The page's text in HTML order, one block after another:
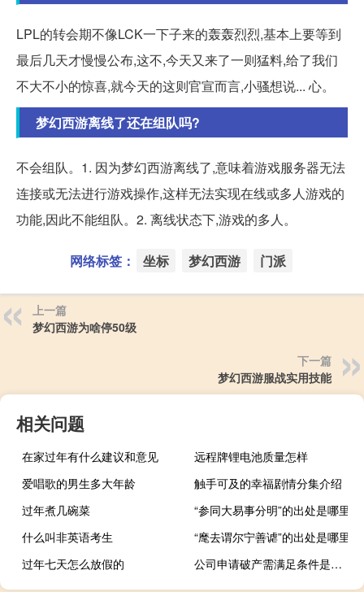
LPL的转会期不像LCK一下子来的轰轰烈烈,基本上要等到
最后几天才慢慢公布,这不,今天又来了一则猛料,给了我们
不大不小的惊喜,就今天的这则官宣而言,小骚想说... 心。
梦幻西游离线了还在组队吗?
不会组队。1. 因为梦幻西游离线了,意味着游戏服务器无法
连接或无法进行游戏操作,这样无法实现在线或多人游戏的
功能,因此不能组队。2. 离线状态下,游戏的多人。
网络标签： 坐标 梦幻西游 门派
上一篇
梦幻西游为啥停50级
下一篇
梦幻西游服战实用技能
相关问题
在家过年有什么建议和意见
远程牌锂电池质量怎样
爱唱歌的男生多大年龄
触手可及的幸福剧情分集介绍
过年煮几碗菜
“参同大易事分明”的出处是哪里
什么叫非英语考生
“麾去谓尔宁善谑”的出处是哪里
过年七天怎么放假的
公司申请破产需满足条件是什么